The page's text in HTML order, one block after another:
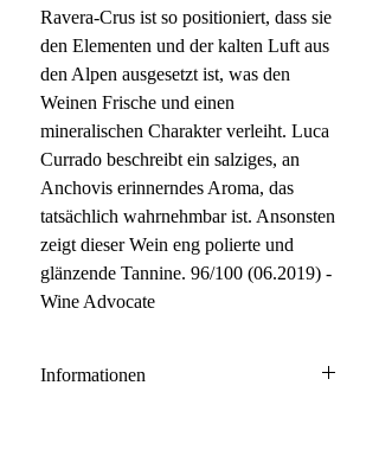
Ravera-Crus ist so positioniert, dass sie
den Elementen und der kalten Luft aus
den Alpen ausgesetzt ist, was den
Weinen Frische und einen
mineralischen Charakter verleiht. Luca
Currado beschreibt ein salziges, an
Anchovis erinnerndes Aroma, das
tatsächlich wahrnehmbar ist. Ansonsten
zeigt dieser Wein eng polierte und
glänzende Tannine. 96/100 (06.2019) -
Wine Advocate
Informationen